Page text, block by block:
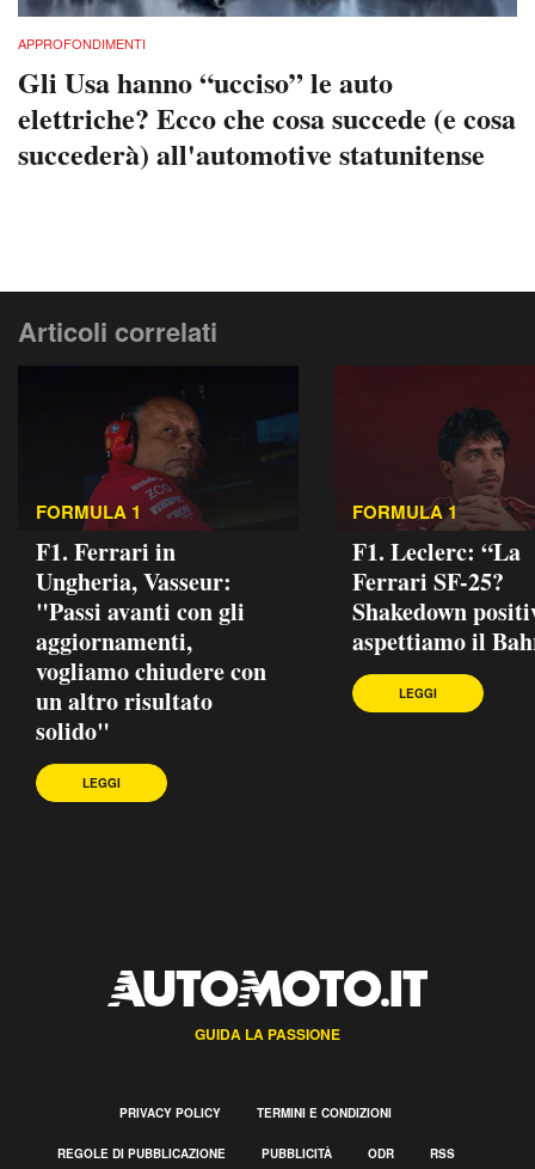
APPROFONDIMENTI
Gli Usa hanno “ucciso” le auto
elettriche? Ecco che cosa succede (e cosa
succederà) all'automotive statunitense
Articoli correlati
FORMULA 1
F1. Ferrari in
Ungheria, Vasseur:
"Passi avanti con gli
aggiornamenti,
vogliamo chiudere con
un altro risultato
solido"
LEGGI
FORMULA 1
F1. Leclerc: “La
Ferrari SF-25?
Shakedown
aspettiamo il
LEGGI
GUIDA LA PASSIONE
PRIVACY POLICY TERMINI E CONDIZIONI
REGOLE DI PUBBLICAZIONE PUBBLICITÀ ODR RSS